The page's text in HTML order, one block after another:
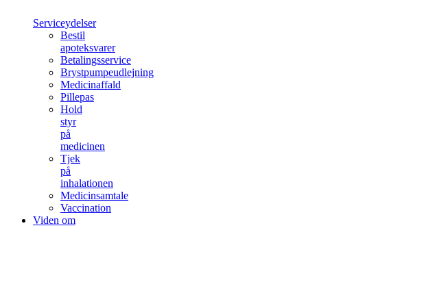
Serviceydelser
Bestil
apoteksvarer
Betalingsservice
Brystpumpeudlejning
Medicinaffald
Pillepas
Hold
styr
på
medicinen
Tjek
på
inhalationen
Medicinsamtale
Vaccination
Viden om